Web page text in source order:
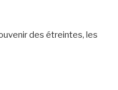
des étreintes, les